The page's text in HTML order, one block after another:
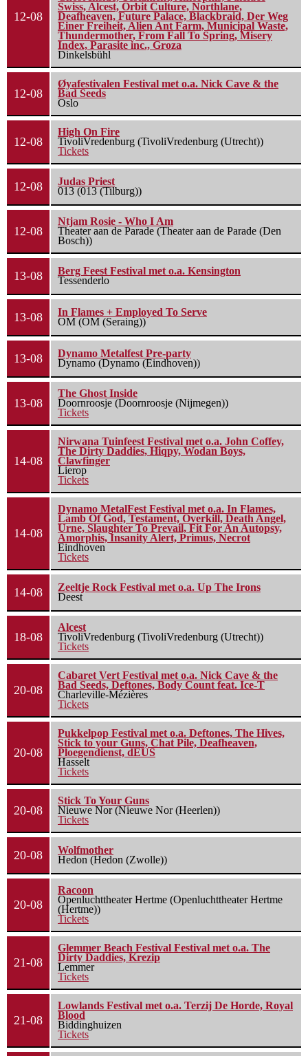
12-08
Swiss, Alcest, Orbit Culture, Northlane,
Deafheaven, Future Palace, Blackbraid, Der Weg
Einer Freiheit, Alien Ant Farm, Municipal Waste,
Thundermother, From Fall To Spring, Misery
Index, Parasite inc., Groza
Dinkelsbühl
12-08
Øyafestivalen Festival met o.a. Nick Cave & the
Bad Seeds
Oslo
12-08
High On Fire
TivoliVredenburg (TivoliVredenburg (Utrecht))
Tickets
12-08
Judas Priest
013 (013 (Tilburg))
12-08
Ntjam Rosie - Who I Am
Theater aan de Parade (Theater aan de Parade (Den
Bosch))
13-08
Berg Feest Festival met o.a. Kensington
Tessenderlo
13-08
In Flames + Employed To Serve
OM (OM (Seraing))
13-08
Dynamo Metalfest Pre-party
Dynamo (Dynamo (Eindhoven))
13-08
The Ghost Inside
Doornroosje (Doornroosje (Nijmegen))
Tickets
14-08
Nirwana Tuinfeest Festival met o.a. John Coffey,
The Dirty Daddies, Hiqpy, Wodan Boys,
Clawfinger
Lierop
Tickets
14-08
Dynamo MetalFest Festival met o.a. In Flames,
Lamb Of God, Testament, Overkill, Death Angel,
Urne, Slaughter To Prevail, Fit For An Autopsy,
Amorphis, Insanity Alert, Primus, Necrot
Eindhoven
Tickets
14-08
Zeeltje Rock Festival met o.a. Up The Irons
Deest
18-08
Alcest
TivoliVredenburg (TivoliVredenburg (Utrecht))
Tickets
20-08
Cabaret Vert Festival met o.a. Nick Cave & the
Bad Seeds, Deftones, Body Count feat. Ice-T
Charleville-Mézières
Tickets
20-08
Pukkelpop Festival met o.a. Deftones, The Hives,
Stick to your Guns, Chat Pile, Deafheaven,
Ploegendienst, dEUS
Hasselt
Tickets
20-08
Stick To Your Guns
Nieuwe Nor (Nieuwe Nor (Heerlen))
Tickets
20-08
Wolfmother
Hedon (Hedon (Zwolle))
20-08
Racoon
Openluchttheater Hertme (Openluchttheater Hertme
(Hertme))
Tickets
21-08
Glemmer Beach Festival Festival met o.a. The
Dirty Daddies, Krezip
Lemmer
Tickets
21-08
Lowlands Festival met o.a. Terzij De Horde, Royal
Blood
Biddinghuizen
Tickets